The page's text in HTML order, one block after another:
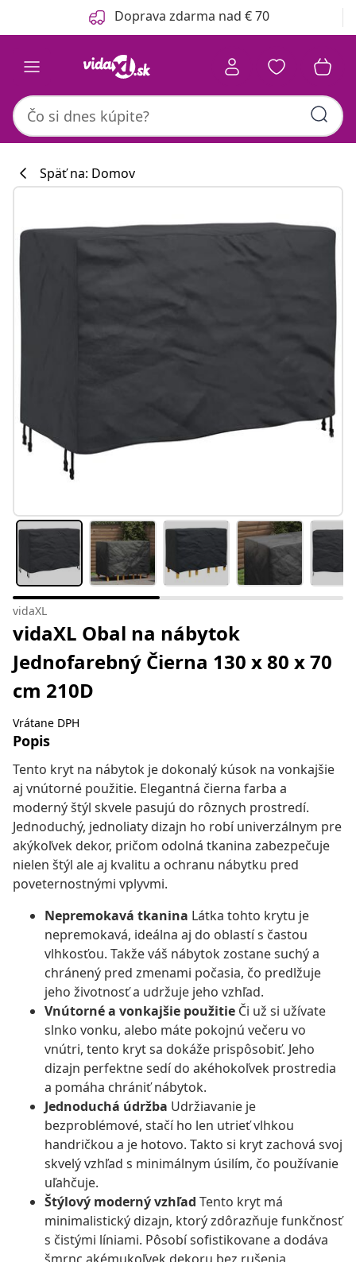
Predchádzajúce Doprava zdarma nad € 70
Späť na: Domov
vidaXL
vidaXL Obal na nábytok
Jednofarebný Čierna 130 x 80 x 70
cm 210D
Vrátane DPH
Popis
Tento kryt na nábytok je dokonalý kúsok na vonkajšie
aj vnútorné použitie. Elegantná čierna farba a
moderný štýl skvele pasujú do rôznych prostredí.
Jednoduchý, jednoliaty dizajn ho robí univerzálnym pre
akýkoľvek dekor, pričom odolná tkanina zabezpečuje
nielen štýl ale aj kvalitu a ochranu nábytku pred
poveternostnými vplyvmi.
Nepremokavá tkanina Látka tohto krytu je
nepremokavá, ideálna aj do oblastí s častou
vlhkosťou. Takže váš nábytok zostane suchý a
chránený pred zmenami počasia, čo predlžuje
jeho životnosť a udržuje jeho vzhľad.
Vnútorné a vonkajšie použitie Či už si užívate
slnko vonku, alebo máte pokojnú večeru vo
vnútri, tento kryt sa dokáže prispôsobiť. Jeho
dizajn perfektne sedí do akéhokoľvek prostredia
a pomáha chrániť nábytok.
Jednoduchá údržba Udržiavanie je
bezproblémové, stačí ho len utrieť vlhkou
handričkou a je hotovo. Takto si kryt zachová svoj
skvelý vzhľad s minimálnym úsilím, čo používanie
uľahčuje.
Štýlový moderný vzhľad Tento kryt má
minimalistický dizajn, ktorý zdôrazňuje funkčnosť
s čistými líniami. Pôsobí sofistikovane a dodáva